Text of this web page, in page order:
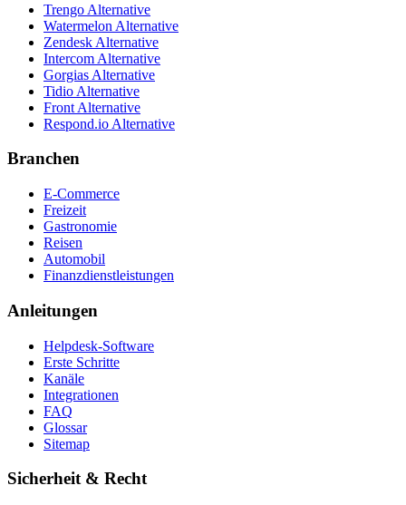
Trengo Alternative
Watermelon Alternative
Zendesk Alternative
Intercom Alternative
Gorgias Alternative
Tidio Alternative
Front Alternative
Respond.io Alternative
Branchen
E-Commerce
Freizeit
Gastronomie
Reisen
Automobil
Finanzdienstleistungen
Anleitungen
Helpdesk-Software
Erste Schritte
Kanäle
Integrationen
FAQ
Glossar
Sitemap
Sicherheit & Recht